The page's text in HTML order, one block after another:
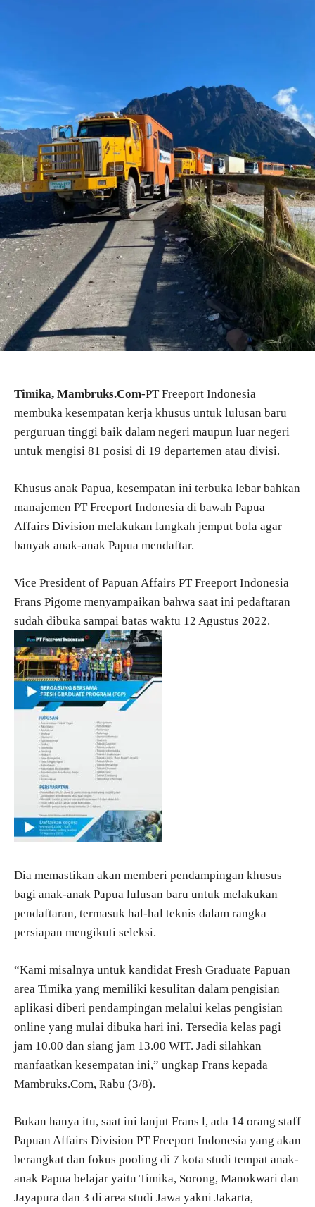
Timika, Mambruks.Com-PT Freeport Indonesia
membuka kesempatan kerja khusus untuk lulusan baru
perguruan tinggi baik dalam negeri maupun luar negeri
untuk mengisi 81 posisi di 19 departemen atau divisi.
Khusus anak Papua, kesempatan ini terbuka lebar bahkan
manajemen PT Freeport Indonesia di bawah Papua
Affairs Division melakukan langkah jemput bola agar
banyak anak-anak Papua mendaftar.
Vice President of Papuan Affairs PT Freeport Indonesia
Frans Pigome menyampaikan bahwa saat ini pedaftaran
sudah dibuka sampai batas waktu 12 Agustus 2022.
Dia memastikan akan memberi pendampingan khusus
bagi anak-anak Papua lulusan baru untuk melakukan
pendaftaran, termasuk hal-hal teknis dalam rangka
persiapan mengikuti seleksi.
“Kami misalnya untuk kandidat Fresh Graduate Papuan
area Timika yang memiliki kesulitan dalam pengisian
aplikasi diberi pendampingan melalui kelas pengisian
online yang mulai dibuka hari ini. Tersedia kelas pagi
jam 10.00 dan siang jam 13.00 WIT. Jadi silahkan
manfaatkan kesempatan ini,” ungkap Frans kepada
Mambruks.Com, Rabu (3/8).
Bukan hanya itu, saat ini lanjut Frans l, ada 14 orang staff
Papuan Affairs Division PT Freeport Indonesia yang akan
berangkat dan fokus pooling di 7 kota studi tempat anak-
anak Papua belajar yaitu Timika, Sorong, Manokwari dan
Jayapura dan 3 di area studi Jawa yakni Jakarta,